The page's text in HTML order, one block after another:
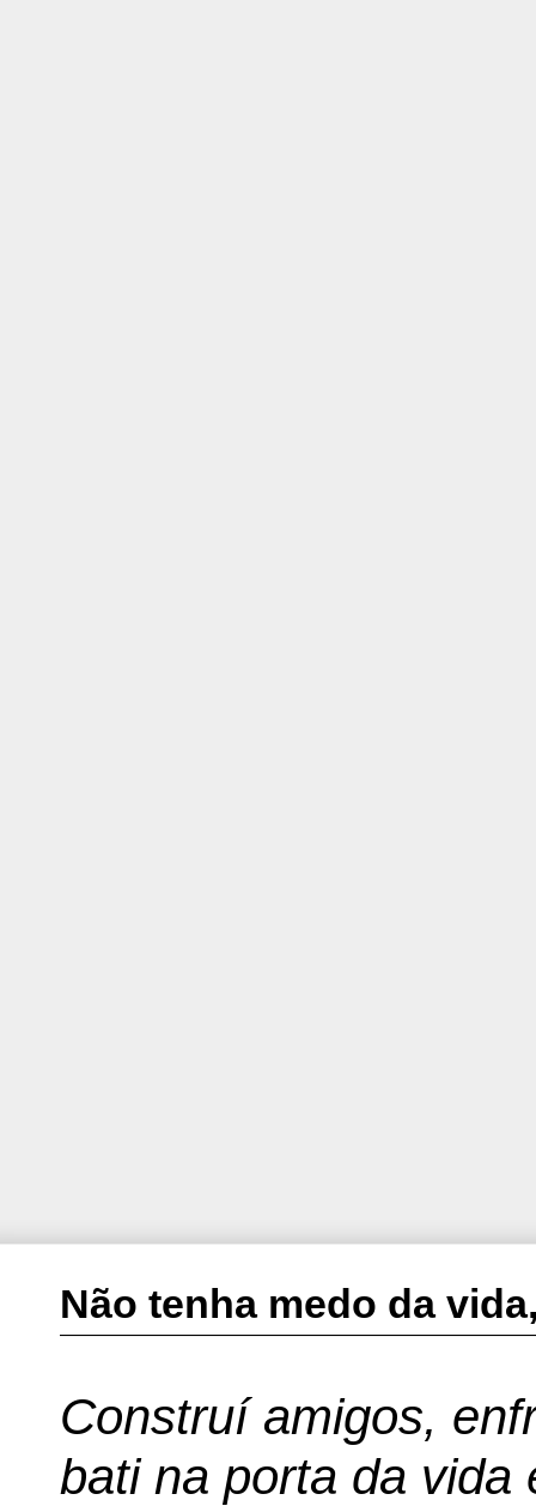
Não tenha medo da
Construí amigos,
bati na porta da vida